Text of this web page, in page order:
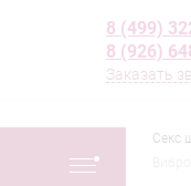
8 (499)
8 (926)
Заказать
Секс